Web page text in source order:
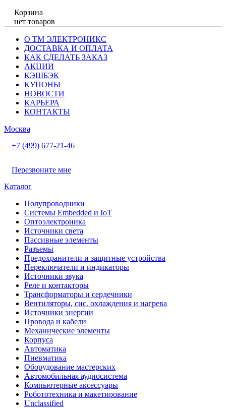
Корзина
нет товаров
О ТМ ЭЛЕКТРОНИКС
ДОСТАВКА И ОПЛАТА
КАК СДЕЛАТЬ ЗАКАЗ
АКЦИИ
КЭШБЭК
КУПОНЫ
НОВОСТИ
КАРЬЕРА
КОНТАКТЫ
Москва
+7 (499) 677-21-46
Перезвоните мне
Каталог
Полупроводники
Системы Embedded и IoT
Oптоэлектроника
Источники света
Пассивные элементы
Разъeмы
Предохранители и защитные устройства
Переключатели и индикаторы
Источники звука
Реле и контакторы
Трансформаторы и сердечники
Вентиляторы, сис. охлаждения и нагрева
Источники энергии
Провода и кабели
Механические элементы
Корпуса
Автоматика
Пневматика
Оборудование мастерских
Автомобильная аудиосистема
Компьютерные аксессуары
Робототехника и макетирование
Unclassified